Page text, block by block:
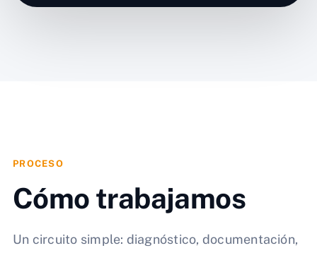
PROCESO
Cómo trabajamos
Un circuito simple: diagnóstico, documentación,